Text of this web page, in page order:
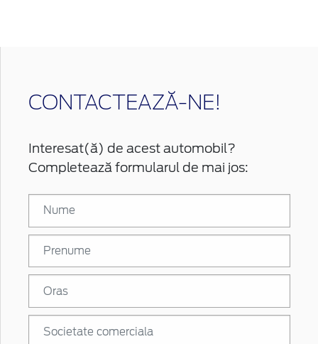
CONTACTEAZĂ-NE!
Interesat(ă) de acest automobil?
Completează formularul de mai jos: